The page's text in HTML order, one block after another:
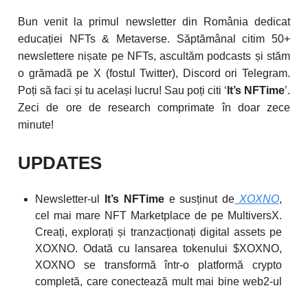
Bun venit la primul newsletter din România dedicat
educației NFTs & Metaverse. Săptămânal citim 50+
newslettere nișate pe NFTs, ascultăm podcasts și stăm
o grămadă pe X (fostul Twitter), Discord ori Telegram.
Poți să faci și tu același lucru! Sau poți citi ‘ It’s NFTime’.
Zeci de ore de research comprimate în doar zece
minute!
UPDATES
Newsletter-ul It’s NFTimee susținut de XOXNO,
cel mai mare NFT Marketplace de pe MultiversX.
Creați, explorați și tranzacționați digital assets pe
XOXNO. Odată cu lansarea tokenului $XOXNO,
XOXNO se transformă într-o platformă crypto
completă, care conectează mult mai bine web2-ul